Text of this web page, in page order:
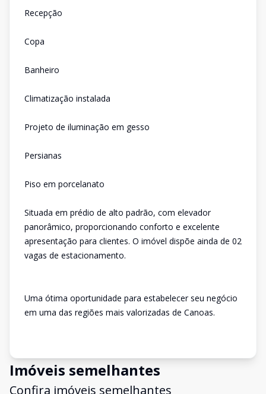
Recepção
Copa
Banheiro
Climatização instalada
Projeto de iluminação em gesso
Persianas
Piso em porcelanato
Situada em prédio de alto padrão, com elevador
panorâmico, proporcionando conforto e excelente
apresentação para clientes. O imóvel dispõe ainda de 02
vagas de estacionamento.
Uma ótima oportunidade para estabelecer seu negócio
em uma das regiões mais valorizadas de Canoas.
Imóveis semelhantes
Confira imóveis semelhantes